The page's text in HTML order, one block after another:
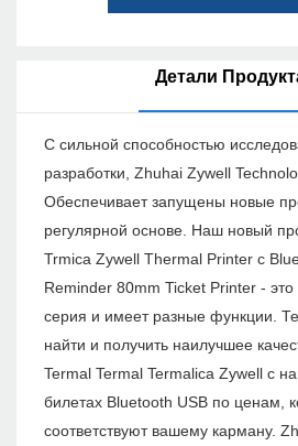
Детали
С сильной способностью
разработки, Zhuhai Zywell
Обеспечивает запущены новые
регулярной основе. Наш новый
Trmica Zywell Thermal Printer с
Reminder 80mm Ticket Printer -
серия и имеет разные функции.
найти и получить наилучшее
Termal Termal Termalica Zywell с
билетах Bluetooth USB по ценам,
соответствуют вашему карману.